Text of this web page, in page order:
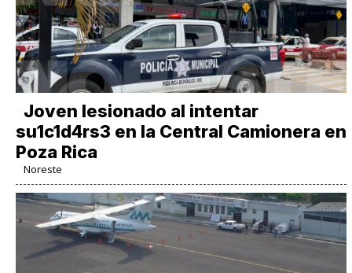
Joven lesionado al intentar
su1c1d4rs3 en la Central Camionera en
Poza Rica
Noreste